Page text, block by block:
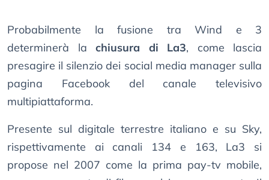
Probabilmente la fusione tra Wind e 3
determinerà la chiusura di La3, come lascia
presagire il silenzio dei social media manager sulla
pagina Facebook del canale televisivo
multipiattaforma.
Presente sul digitale terrestre italiano e su Sky,
rispettivamente ai canali 134 e 163, La3 si
propose nel 2007 come la prima pay-tv mobile,